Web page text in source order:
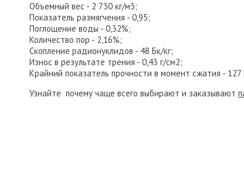
Объемный вес - 2 730 кг/м3;
Показатель размягчения - 0,95;
Поглощение воды - 0,32%;
Количество пор - 2,16%;
Скопление радионуклидов - 48 Бк/кг;
Износ в результате трения - 0,43 г/см2;
Крайний показатель прочности в момент сжатия -
Узнайте почему чаще всего выбирают и заказывают